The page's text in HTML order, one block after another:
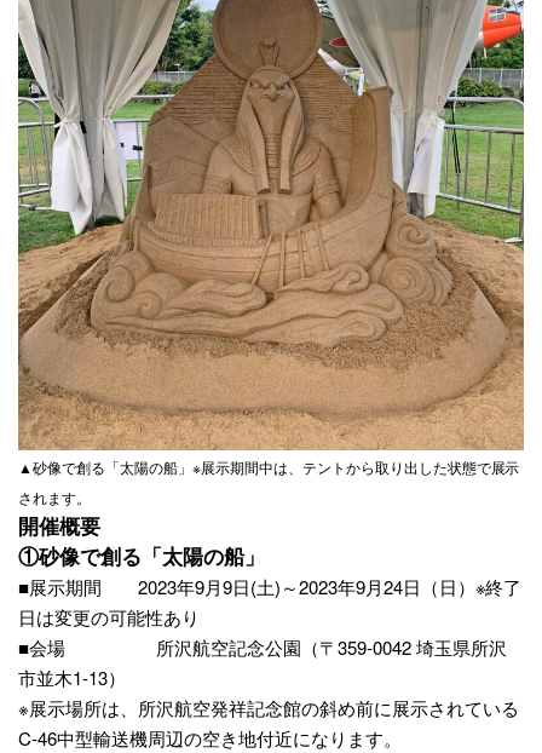
▲砂像で創る「太陽の船」※展示期間中は、テントから取り出した状態で展示
されます。
開催概要
①砂像で創る「太陽の船」
■展示期間 2023年9月9日(土)～2023年9月24日（日）※終了
日は変更の可能性あり
■会場 所沢航空記念公園（〒359-0042 埼玉県所沢
市並木1-13）
※展示場所は、所沢航空発祥記念館の斜め前に展示されている
C-46中型輸送機周辺の空き地付近になります。